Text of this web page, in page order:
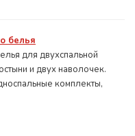
белья
для двухспальной
и двух наволочек.
комплекты,